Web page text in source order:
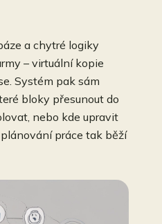
a chytré logiky
– virtuální kopie
Systém pak sám
bloky přesunout do
nebo kde upravit
práce tak běží